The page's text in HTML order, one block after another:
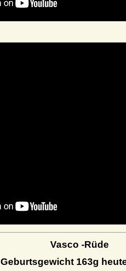
Vasco -Rüde
Geburtsgewicht 163g